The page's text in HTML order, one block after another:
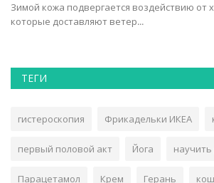
Зимой кожа подвергается воздействию от
которые доставляют ветер...
ТЕГИ
гистероскопия Фрикадельки ИКЕА
первый половой акт Йога
Парацетамол Крем Герань